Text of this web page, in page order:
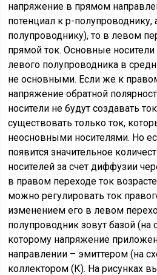
напряжение в прямом
потенциал к р-полупроводнику,
полупроводнику), то в левом
прямой ток. Основные носители
левого полупроводника в
не основными. Если же к
напряжение обратной
носители не будут создавать
существовать только ток,
неосновными носителями. Но
появится значительное
носителей за счет диффузии
в правом переходе ток
можно регулировать ток
изменением его в левом
полупроводник зовут базой (на
которому напряжение
направлении – эмиттером (на
коллектором (К). На рисунках